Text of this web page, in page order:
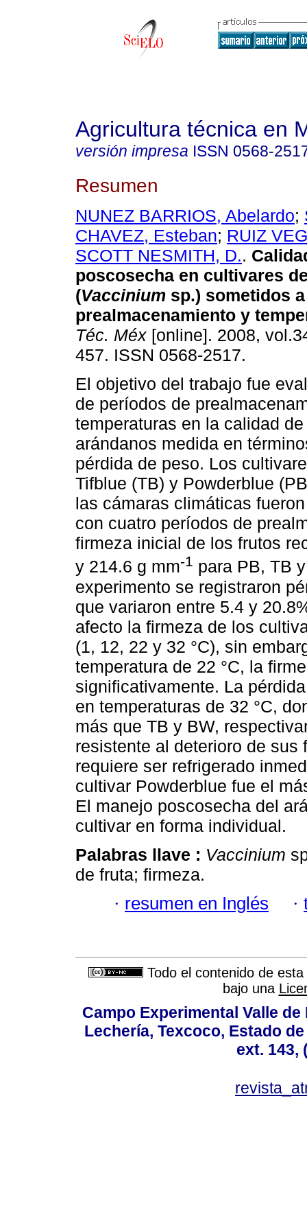
Agricultura técnica en
versión impresa ISSN 0568-
Resumen
NUNEZ BARRIOS, Abelardo;
CHAVEZ, Esteban; RUIZ
SCOTT NESMITH, D..
poscosecha en cultivares
(Vaccinium sp.) sometidos
prealmacenamiento y
Téc. Méx [online]. 2008,
457. ISSN 0568-2517.
El objetivo del trabajo fue
de períodos de
temperaturas en la calidad
arándanos medida en
pérdida de peso. Los
Tifblue (TB) y Powderblue
las cámaras climáticas
con cuatro períodos de
firmeza inicial de los frutos
y 214.6 g mm-1 para PB, TB
experimento se registraron
que variaron entre 5.4 y
afecto la firmeza de los
(1, 12, 22 y 32 °C), sin
temperatura de 22 °C, la
significativamente. La
en temperaturas de 32 °C,
más que TB y BW,
resistente al deterioro de
requiere ser refrigerado
cultivar Powderblue fue el
El manejo poscosecha del
cultivar en forma individual.
Palabras llave : Vaccinium
de fruta; firmeza.
· resumen en Inglés ·
Todo el contenido de
bajo una
Campo Experimental Valle
Lechería, Texcoco, Estado
ext. 143,